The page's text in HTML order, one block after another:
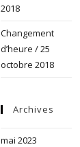
2018
Changement
d’heure / 25
octobre 2018
Archives
mai 2023